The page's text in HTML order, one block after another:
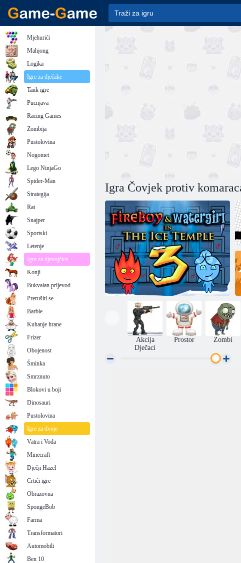
Igra Čovjek protiv
Akcija
Dječaci
Prostor Zombi
Mjehurići
Mahjong
Logika
Igre za dječake
Tank igre
Pucnjava
Racing Games
Zombija
Pustolovina
Nogomet
Lego NinjaGo
Spider-Man
Strategija
Rat
Snajper
Sportski
Letenje
Igre za djevojčice
Konji
Bukvalan prijevod
Prerušiti se
Barbie
Kuhanje hrane
Frizer
Obojenost
Šminka
Smrznuto
Blokovi u boji
Dinosauri
Pustolovina
Igre za dvoje
Vatra i Voda
Minecraft
Dječji Hazel
Crtići igre
Obrazovna
SpongeBob
Farma
Transformatori
Automobili
Ben 10